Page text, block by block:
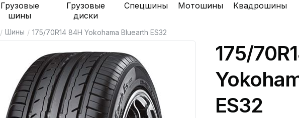
Грузовые
шины
Грузовые
диски
Спецшины Мотошины Квадрошины
/ Шины / 175/70R14 84H Yokohama Bluearth ES32
175/
ES32